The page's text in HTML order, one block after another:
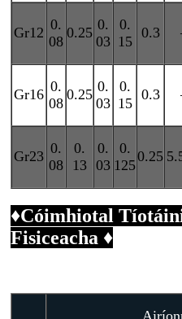
Gr12 0.
08
0.25 0.
03
0.
15
0.3
Gr16 0.
08
0.25 0.
03
0.
15
0.3
Gr23 0.
08
0.
13
0.
03
0.
125
0.25
♦Cóimhiotal
Fisiceacha ♦